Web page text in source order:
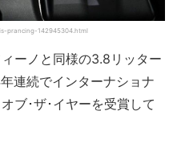
prancing-142945304.html
ーノと同様の3.8リッター
連続でインターナショナ
ブ･ザ･イヤーを受賞して